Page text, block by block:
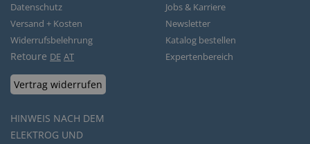
Datenschutz
Versand + Kosten
Widerrufsbelehrung
Retoure DE AT
Vertrag widerrufen
HINWEIS NACH DEM
ELEKTROG UND
Jobs & Karriere
Newsletter
Katalog bestellen
Expertenbereich